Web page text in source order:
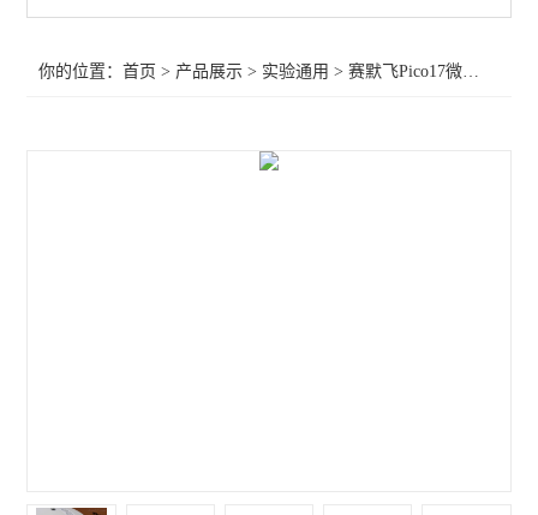
赛默飞Sorvall LYNX 6000 离心机
你的位置：首页 > 产品展示 > 实验通用 >赛默飞Pico17微量离心机